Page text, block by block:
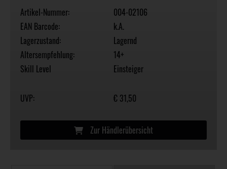
Artikel-Nummer:
004-02106
EAN Barcode:
k.A.
Lagerzustand:
Lagernd
Altersempfehlung:
14+
Skill Level
Einsteiger
UVP: € 31,50
Zur Händlerübersicht